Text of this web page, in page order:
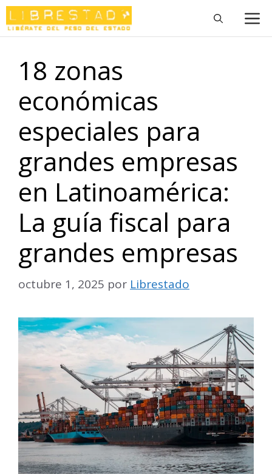
Saltar
al
contenido
18 zonas
económicas
especiales para
grandes empresas
en Latinoamérica:
La guía fiscal para
grandes empresas
octubre 1, 2025 por Librestado